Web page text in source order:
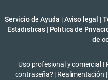
Servicio de Ayuda |Aviso legal |
Estadísticas | Política de
de
Uso profesional y comercial |
contraseña? | Realimentación |